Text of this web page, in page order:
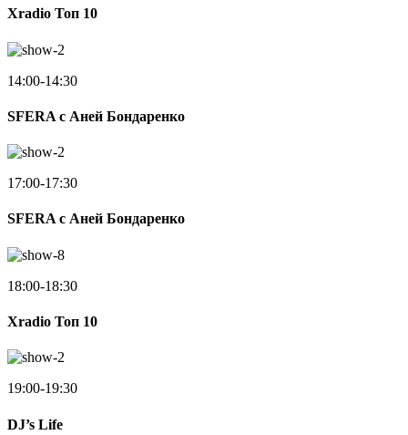
Xradio Топ 10
14:00-14:30
SFERA с Аней Бондаренко
17:00-17:30
SFERA с Аней Бондаренко
18:00-18:30
Xradio Топ 10
19:00-19:30
DJ’s Life